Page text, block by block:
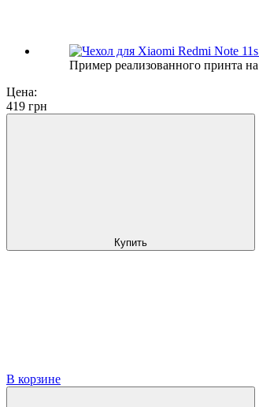
Пример реализованного принта
Цена:
419 грн
Купить
В корзине